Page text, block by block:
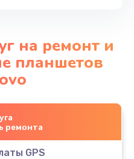
на ремонт и
планшетов
ремонта
GPS